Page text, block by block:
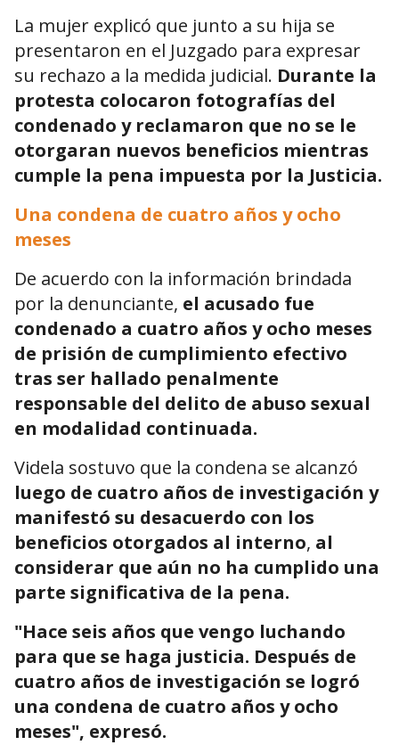
La mujer explicó que junto a su hija se
presentaron en el Juzgado para expresar
su rechazo a la medida judicial. Durante la
protesta colocaron fotografías del
condenado y reclamaron que no se le
otorgaran nuevos beneficios mientras
cumple la pena impuesta por la Justicia.
Una condena de cuatro años y ocho
meses
De acuerdo con la información brindada
por la denunciante, el acusado fue
condenado a cuatro años y ocho meses
de prisión de cumplimiento efectivo
tras ser hallado penalmente
responsable del delito de abuso sexual
en modalidad continuada.
Videla sostuvo que la condena se alcanzó
luego de cuatro años de investigación y
manifestó su desacuerdo con los
beneficios otorgados al interno, al
considerar que aún no ha cumplido una
parte significativa de la pena.
"Hace seis años que vengo luchando
para que se haga justicia. Después de
cuatro años de investigación se logró
una condena de cuatro años y ocho
meses", expresó.